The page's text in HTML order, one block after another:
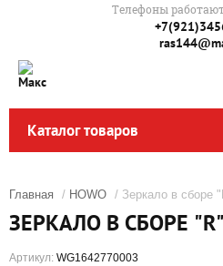
Телефоны работают
Каталог товаров
Главная / HOWO / Зеркало в сборе
ЗЕРКАЛО В СБОРЕ
Артикул: WG1642770003